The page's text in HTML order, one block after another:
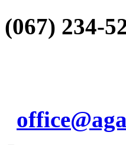
(067) 234-